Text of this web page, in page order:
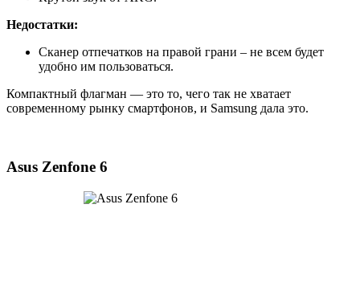
Недостатки:
Сканер отпечатков на правой грани – не всем будет
удобно им пользоваться.
Компактный флагман — это то, чего так не хватает
современному рынку смартфонов, и Samsung дала это.
Asus Zenfone 6